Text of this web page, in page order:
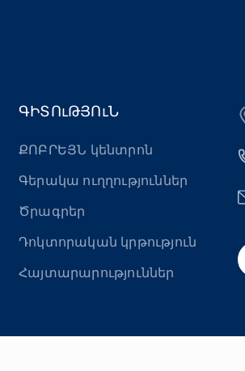
ԳԻՏՈւԹՅՈւՆ
ՔՈԲՐԵՅՆ կենտրոն
Գերակա ուղղություններ
Ծրագրեր
Դոկտորական կրթություն
Հայտարարություններ